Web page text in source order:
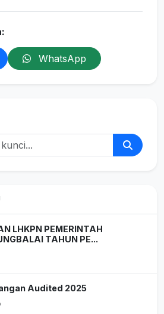
WhatsApp
LHKPN PEMERINTAH
TAHUN PE...
Audited 2025